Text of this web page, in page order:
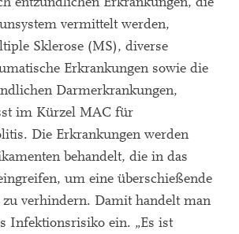
vermittelt werden,
Sklerose (MS), diverse
Erkrankungen sowie die
Darmerkrankungen,
im Kürzel MAC für
Die Erkrankungen werden
behandelt, die in das
um eine überschießende
verhindern. Damit handelt man
Infektionsrisiko ein. „Es ist